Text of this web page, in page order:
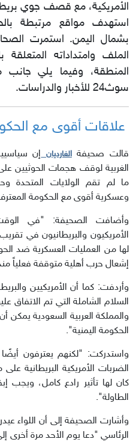
الأمريكية، مع قصف جوي
استهدف مواقع مرتبطة
بشمال اليمن. استمرت
الملف وامتداداته المتعلقة
المنطقة، وفيما يلي
سوث24 للأخبار والدراسات.
علاقات أقوى مع
قالت صحيفةالغارديان إن
الغربية لوقف هجمات الحوثيين
ما لم تقم الولايات المتحدة
وعسكرية أقوى مع الحكومة
وأضافت الصحيفة: "في الوقت
الأمريكيون والبريطانيون في
لها من العمليات العسكرية ضد
إشعال حرب أهلية متوقفة فعلياً منذ
وأردفت: كما أن الأمريكيين
السلام الشاملة التي تم الاتفاق
والمملكة العربية السعودية يمكن
الحكومة اليمنية".
واستدركت: "لكنهم يعترفون
الضربات الأمريكية البريطانية
كان لها تأثير رادع كامل، ويجب
الطاولة".
وأشارت الصحيفة إلى أن اللواء
الرئاسي "دعا يوم الأحد مرة أخرى